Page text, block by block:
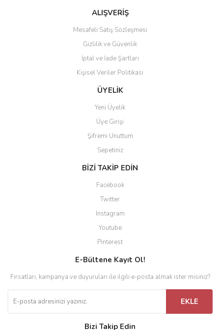
ALIŞVERİŞ
Mesafeli Satış Sözleşmesi
Gizlilik ve Güvenlik
İptal ve İade Şartları
Kişisel Veriler Politikası
ÜYELİK
Yeni Üyelik
Üye Girişi
Şifremi Unuttum
Sepetiniz
BİZİ TAKİP EDİN
Facebook
Twitter
Instagram
Youtube
Pinterest
E-Bültene Kayıt Ol!
Fırsatları, kampanya ve duyuruları ile ilgili e-posta almak ister misiniz?
EKLE
Bizi Takip Edin